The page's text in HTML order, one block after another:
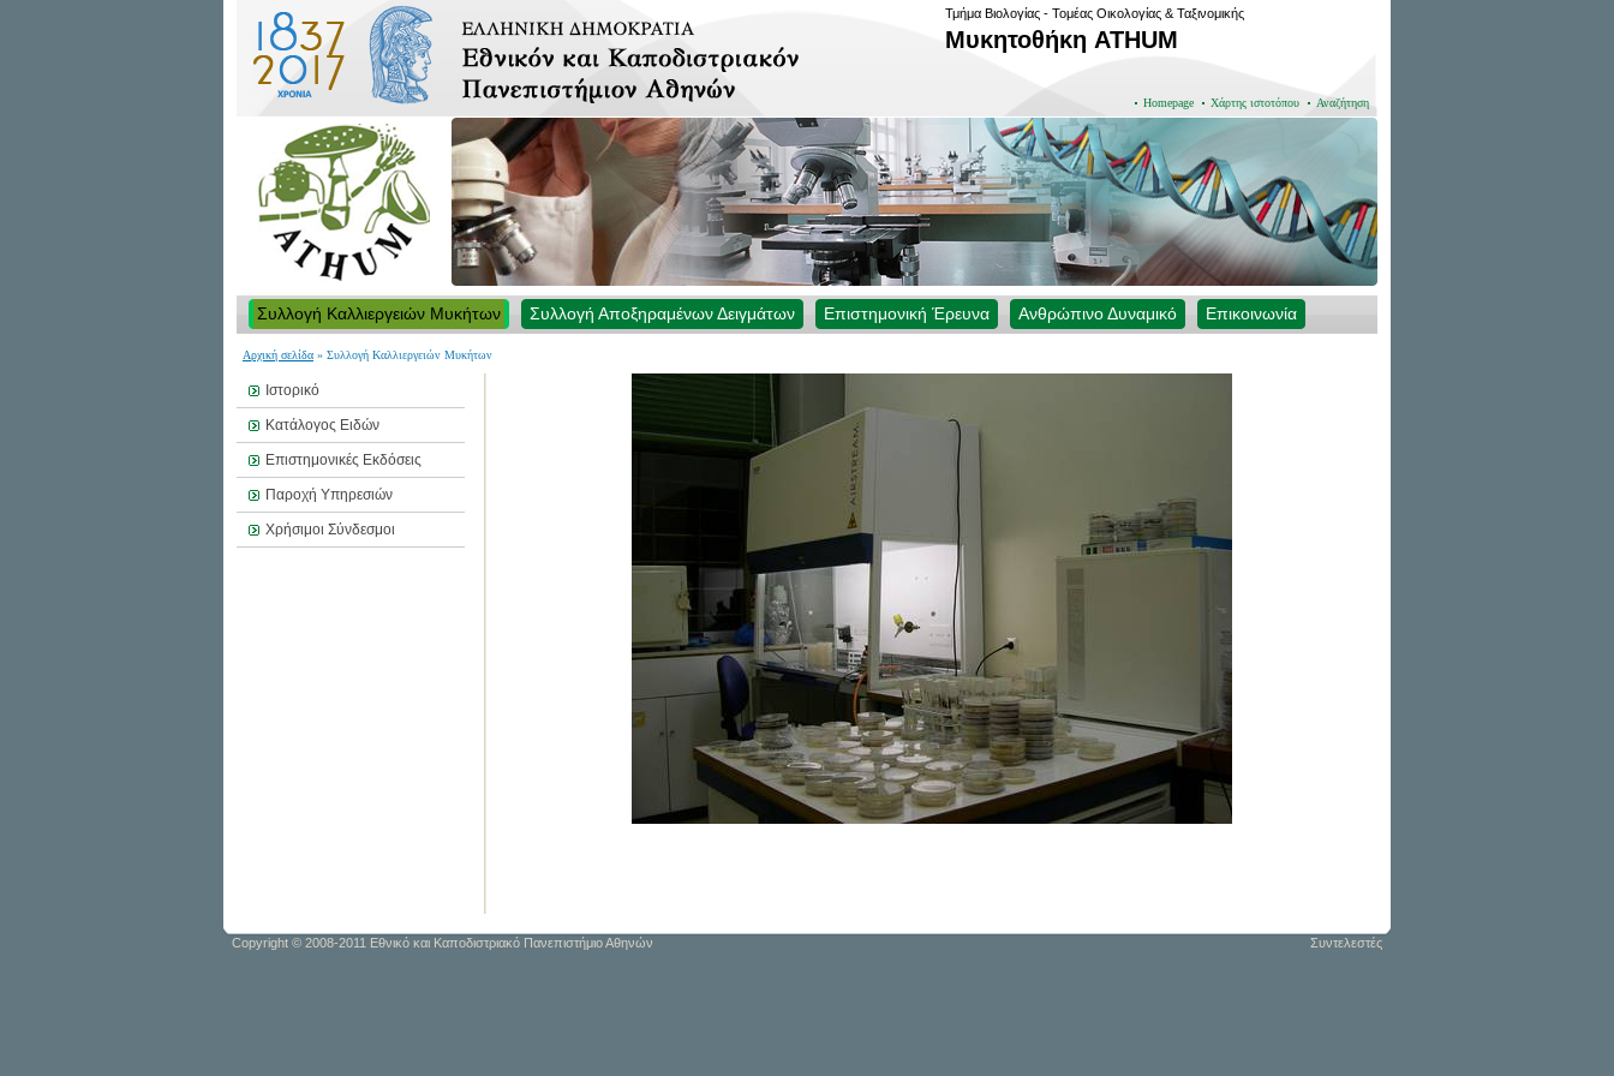
Τμήμα Βιολογίας - Τομέας Οικολογίας & Ταξινομικής
Μυκητοθήκη ATHUM
Homepage Χάρτης ιστοτόπου Αναζήτηση
Συλλογή Καλλιεργειών Μυκήτων Συλλογή Αποξηραμένων Δειγμάτων Επιστημονική Έρευνα Ανθρώπινο Δυναμικό Επικοινωνία
Αρχική σελίδα » Συλλογή Καλλιεργειών Μυκήτων
Ιστορικό
Κατάλογος Ειδών
Επιστημονικές Εκδόσεις
Παροχή Υπηρεσιών
Χρήσιμοι Σύνδεσμοι
Συντελεστές
Copyright © 2008-2011 Εθνικό και Καποδιστριακό Πανεπιστήμιο Αθηνών